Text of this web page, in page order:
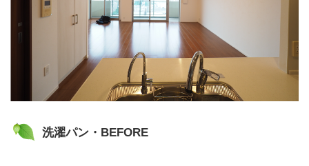
洗濯パン・BEFORE